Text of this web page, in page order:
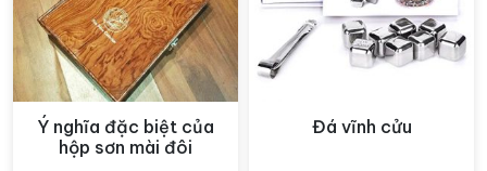
Xem nhanh
Ý nghĩa đặc biệt của
hộp sơn mài đôi
Xem nhanh
Đá vĩnh cửu